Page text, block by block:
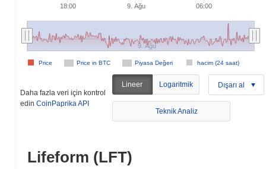
18:00 9. Ağu 06:00
Price in BTC Piyasa Değeri hacim (24 saat)
Price
9. Ağu
Daha fazla veri için kontrol
edin CoinPaprika API
Lineer Logaritmik Dışarı al
Teknik Analiz
Lifeform (LFT)